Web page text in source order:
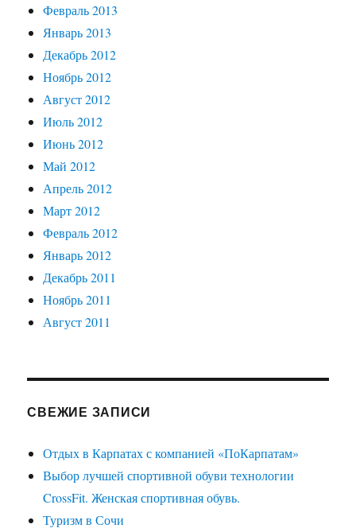
Февраль 2013
Январь 2013
Декабрь 2012
Ноябрь 2012
Август 2012
Июль 2012
Июнь 2012
Май 2012
Апрель 2012
Март 2012
Февраль 2012
Январь 2012
Декабрь 2011
Ноябрь 2011
Август 2011
СВЕЖИЕ ЗАПИСИ
Отдых в Карпатах с компанией «ПоКарпатам»
Выбор лучшей спортивной обуви технологии
CrossFit. Женская спортивная обувь.
Туризм в Сочи